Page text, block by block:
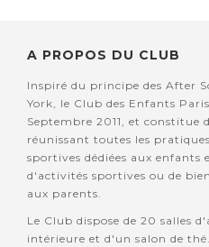
A PROPOS DU CLUB
Inspiré du principe des After
York, le Club des Enfants
Septembre 2011, et constitue
réunissant toutes les
sportives dédiées aux enfants
d'activités sportives ou de
aux parents.
Le Club dispose de 20 salles
intérieure et d'un salon de